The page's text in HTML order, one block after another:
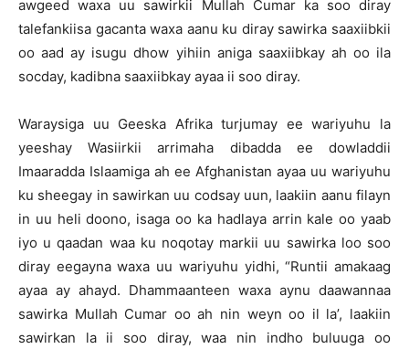
awgeed waxa uu sawirkii Mullah Cumar ka soo diray
talefankiisa gacanta waxa aanu ku diray sawirka saaxiibkii
oo aad ay isugu dhow yihiin aniga saaxiibkay ah oo ila
socday, kadibna saaxiibkay ayaa ii soo diray.
Waraysiga uu Geeska Afrika turjumay ee wariyuhu la
yeeshay Wasiirkii arrimaha dibadda ee dowladdii
Imaaradda Islaamiga ah ee Afghanistan ayaa uu wariyuhu
ku sheegay in sawirkan uu codsay uun, laakiin aanu filayn
in uu heli doono, isaga oo ka hadlaya arrin kale oo yaab
iyo u qaadan waa ku noqotay markii uu sawirka loo soo
diray eegayna waxa uu wariyuhu yidhi, “Runtii amakaag
ayaa ay ahayd. Dhammaanteen waxa aynu daawannaa
sawirka Mullah Cumar oo ah nin weyn oo il la’, laakiin
sawirkan la ii soo diray, waa nin indho buluuga oo